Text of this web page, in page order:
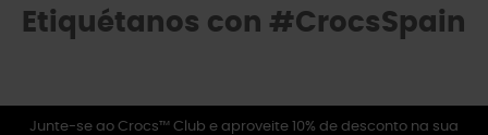
Etiquétanos con #CrocsSpain
Junte-se ao Crocs™ Club e aproveite 10% de desconto na sua